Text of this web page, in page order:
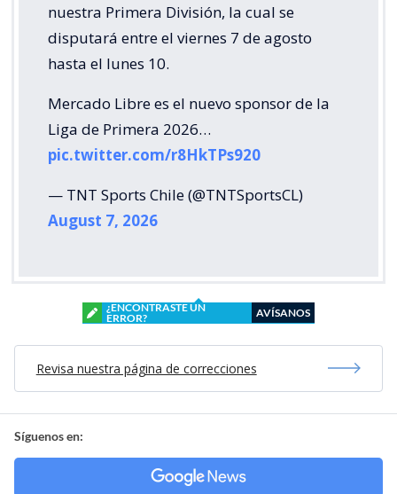
nuestra Primera División, la cual se
disputará entre el viernes 7 de agosto
hasta el lunes 10.
Mercado Libre es el nuevo sponsor de la
Liga de Primera 2026…
pic.twitter.com/r8HkTPs920
— TNT Sports Chile (@TNTSportsCL)
August 7, 2026
¿ENCONTRASTE UN
ERROR?
AVÍSANOS
Revisa nuestra página de correcciones
Síguenos en: